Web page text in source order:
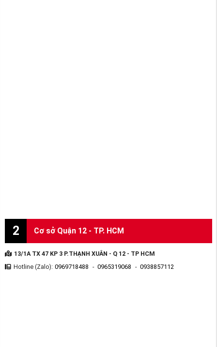
2 Cơ sở Quận 12 - TP. HCM
13/1A TX 47 KP 3 P.THẠNH XUÂN - Q 12 - TP HCM
Hotline (Zalo): 0969718488 - 0965319068 - 0938857112